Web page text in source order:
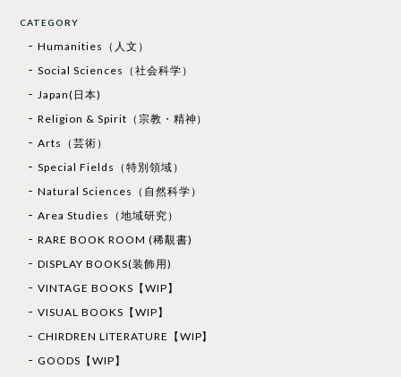
CATEGORY
Humanities（人文）
Social Sciences（社会科学）
Japan(日本)
Religion & Spirit（宗教・精神）
Arts（芸術）
Special Fields（特別領域）
Natural Sciences（自然科学）
Area Studies（地域研究）
RARE BOOK ROOM (稀覯書)
DISPLAY BOOKS(装飾用)
VINTAGE BOOKS【WIP】
VISUAL BOOKS【WIP】
CHIRDREN LITERATURE【WIP】
GOODS【WIP】